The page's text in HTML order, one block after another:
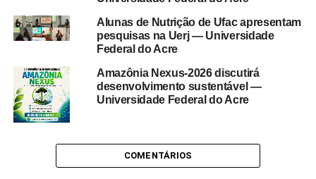
Alunas de Nutrição de Ufac apresentam
pesquisas na Uerj — Universidade
Federal do Acre
Amazônia Nexus-2026 discutirá
desenvolvimento sustentável —
Universidade Federal do Acre
COMENTÁRIOS